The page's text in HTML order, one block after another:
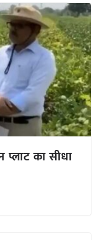
प्लाट का सीधा